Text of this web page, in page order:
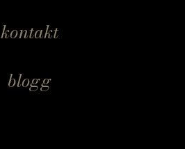
blogg
kontakt